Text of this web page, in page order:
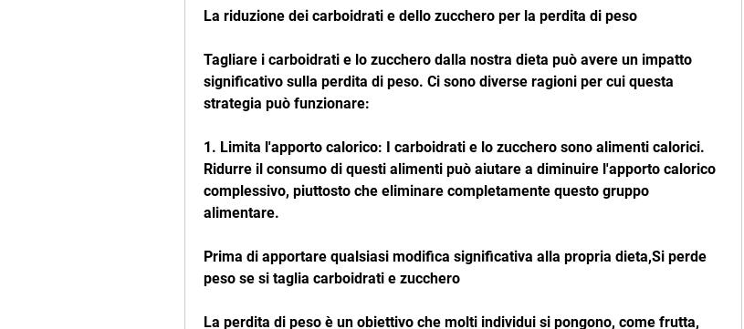
La riduzione dei carboidrati e dello zucchero per la perdita di peso
Tagliare i carboidrati e lo zucchero dalla nostra dieta può avere un impatto
significativo sulla perdita di peso. Ci sono diverse ragioni per cui questa
strategia può funzionare:
1. Limita l'apporto calorico: I carboidrati e lo zucchero sono alimenti calorici.
Ridurre il consumo di questi alimenti può aiutare a diminuire l'apporto calorico
complessivo, piuttosto che eliminare completamente questo gruppo
alimentare.
Prima di apportare qualsiasi modifica significativa alla propria dieta,Si perde
peso se si taglia carboidrati e zucchero
La perdita di peso è un obiettivo che molti individui si pongono, come frutta,